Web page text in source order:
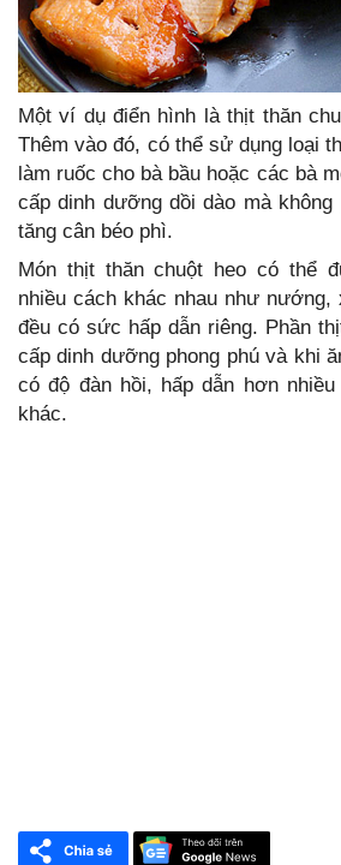
Một ví dụ điển hình là thịt thăn
Thêm vào đó, có thể sử dụng loại
làm ruốc cho bà bầu hoặc các bà
cấp dinh dưỡng dồi dào mà
tăng cân béo phì.
Món thịt thăn chuột heo có thể
nhiều cách khác nhau như
đều có sức hấp dẫn riêng. Phần
cấp dinh dưỡng phong phú và khi
có độ đàn hồi, hấp dẫn hơn
khác.